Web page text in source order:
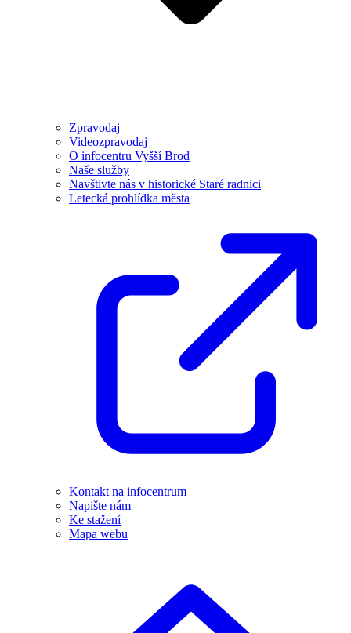
Zpravodaj
Videozpravodaj
O infocentru Vyšší Brod
Naše služby
Navštivte nás v historické Staré radnici
Letecká prohlídka města
Kontakt na infocentrum
Napište nám
Ke stažení
Mapa webu